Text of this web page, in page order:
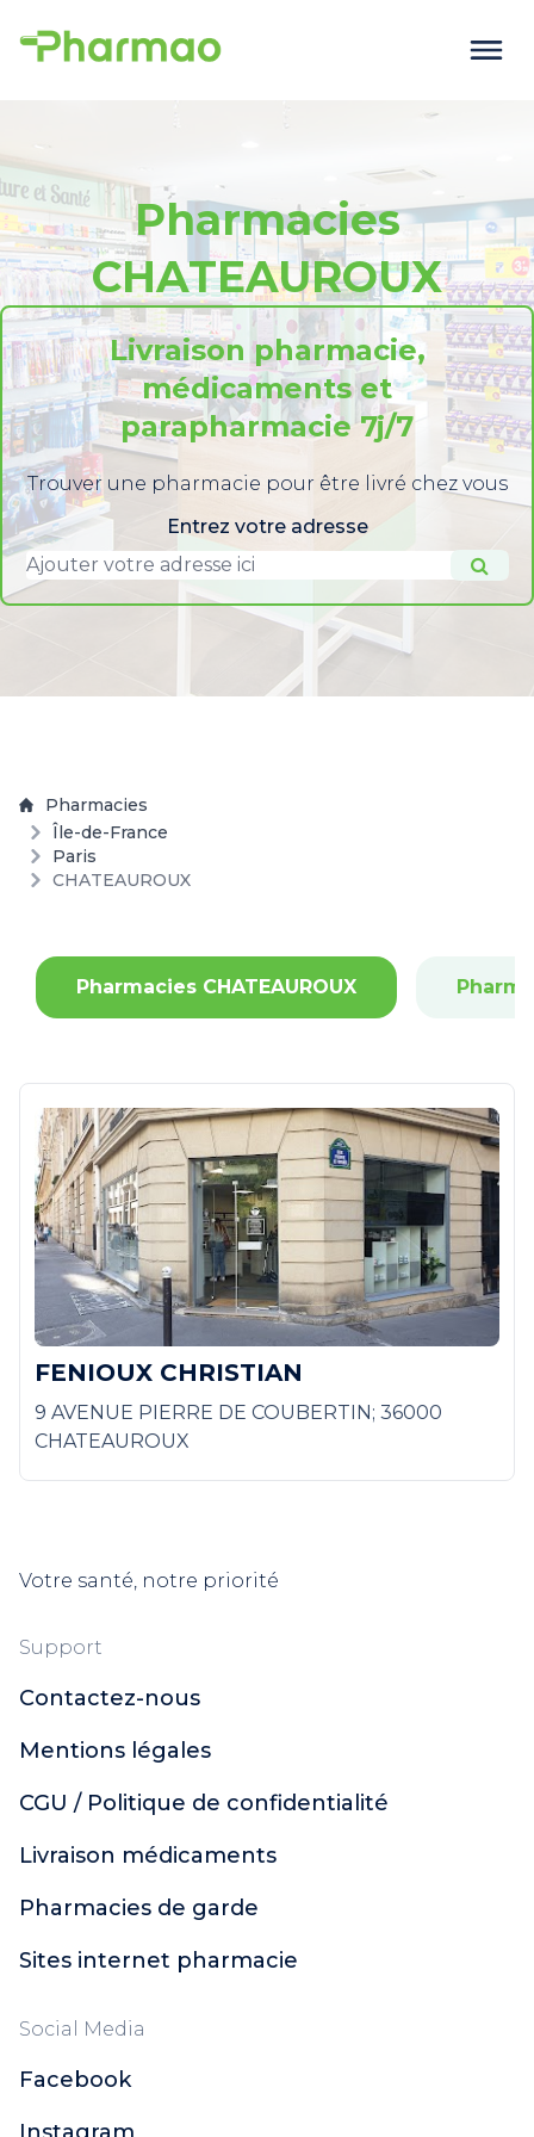
Pharmacies
CHATEAUROUX
Livraison pharmacie,
médicaments et
parapharmacie 7j/7
Trouver une pharmacie pour être livré chez vous
Entrez votre adresse
Pharmacies
Île-de-France
Paris
CHATEAUROUX
Pharmacies CHATEAUROUX
FENIOUX CHRISTIAN
9 AVENUE PIERRE DE COUBERTIN; 36000
CHATEAUROUX
Votre santé, notre priorité
Support
Contactez-nous
Mentions légales
CGU / Politique de confidentialité
Livraison médicaments
Pharmacies de garde
Sites internet pharmacie
Social Media
Facebook